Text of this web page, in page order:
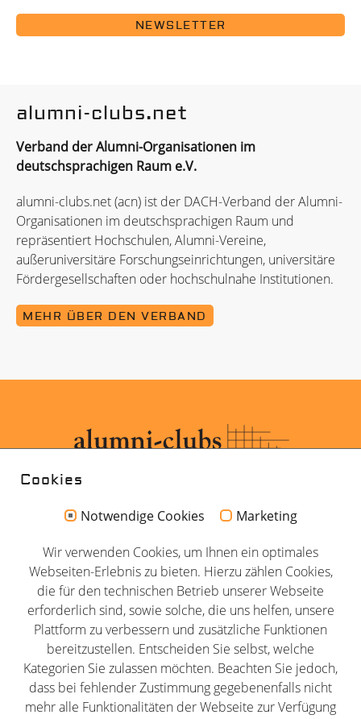
NEWSLETTER
alumni-clubs.net
Verband der Alumni-Organisationen im
deutschsprachigen Raum e.V.
alumni-clubs.net (acn) ist der DACH-Verband der Alumni-
Organisationen im deutschsprachigen Raum und
repräsentiert Hochschulen, Alumni-Vereine,
außeruniversitäre Forschungseinrichtungen, universitäre
Fördergesellschaften oder hochschulnahe Institutionen.
MEHR ÜBER DEN VERBAND
Impressum
Datenschutz
AGB
Newsletter
Partner
Cookies
Notwendige Cookies Marketing
Wir verwenden Cookies, um Ihnen ein optimales
Webseiten-Erlebnis zu bieten. Hierzu zählen Cookies,
die für den technischen Betrieb unserer Webseite
erforderlich sind, sowie solche, die uns helfen, unsere
Plattform zu verbessern und zusätzliche Funktionen
bereitzustellen. Entscheiden Sie selbst, welche
Kategorien Sie zulassen möchten. Beachten Sie jedoch,
dass bei fehlender Zustimmung gegebenenfalls nicht
mehr alle Funktionalitäten der Webseite zur Verfügung